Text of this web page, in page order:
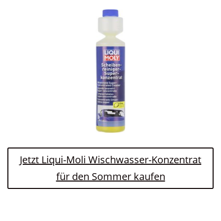
Jetzt Liqui-Moli Wischwasser-Konzentrat
für den Sommer kaufen